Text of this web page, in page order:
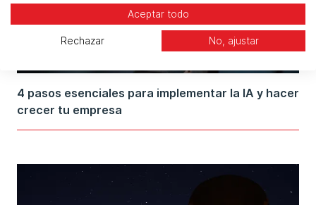
4 pasos esenciales para implementar la IA y hacer
crecer tu empresa
Aceptar todo
Rechazar No, ajustar